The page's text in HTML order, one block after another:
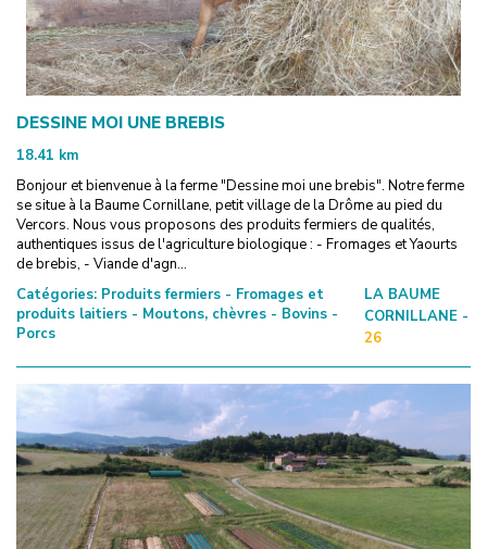
DESSINE MOI UNE BREBIS
18.41 km
Bonjour et bienvenue à la ferme "Dessine moi une brebis". Notre ferme
se situe à la Baume Cornillane, petit village de la Drôme au pied du
Vercors. Nous vous proposons des produits fermiers de qualités,
authentiques issus de l'agriculture biologique : - Fromages et Yaourts
de brebis, - Viande d'agn...
Catégories: Produits fermiers - Fromages et
produits laitiers - Moutons, chèvres - Bovins -
Porcs
LA BAUME
CORNILLANE -
26